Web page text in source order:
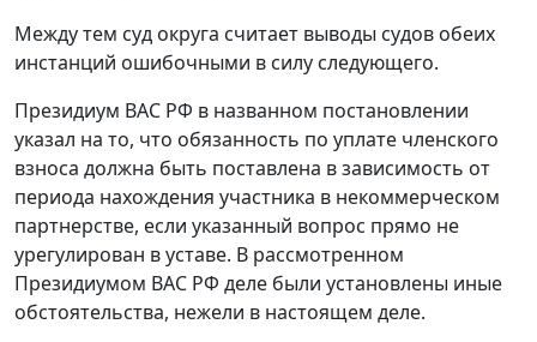
Между тем суд округа считает выводы судов обеих
инстанций ошибочными в силу следующего.
Президиум ВАС РФ в названном постановлении
указал на то, что обязанность по уплате членского
взноса должна быть поставлена в зависимость от
периода нахождения участника в некоммерческом
партнерстве, если указанный вопрос прямо не
урегулирован в уставе. В рассмотренном
Президиумом ВАС РФ деле были установлены иные
обстоятельства, нежели в настоящем деле.